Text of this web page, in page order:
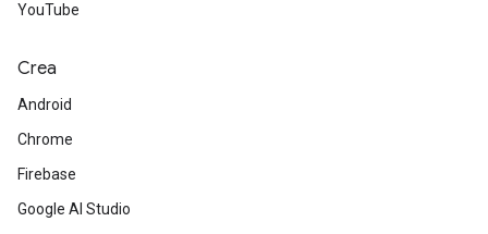
YouTube
Crea
Android
Chrome
Firebase
Google AI Studio